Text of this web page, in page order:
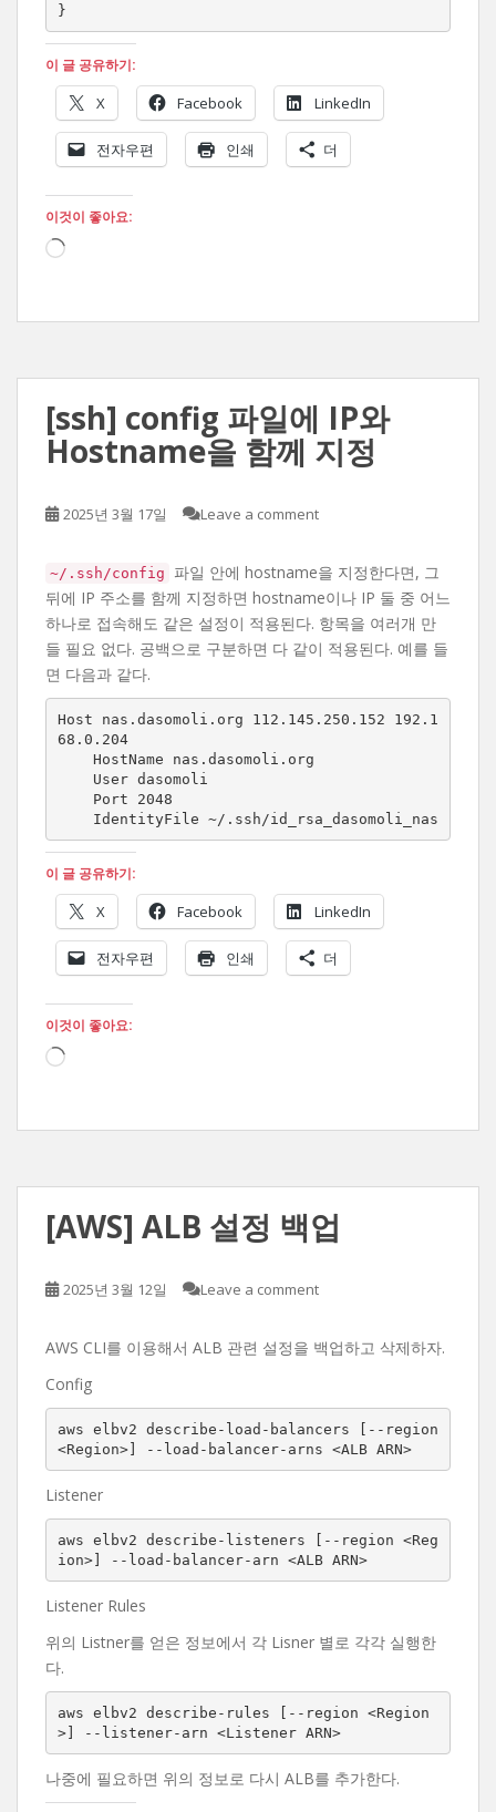
}
이 글 공유하기:
X Facebook LinkedIn
전자우편 인쇄 더
이것이 좋아요:
로
[ssh] config 파일에 IP와
Hostname을 함께 지정
2025년 3월 17일 Leave a comment
~/.ssh/config
파일 안에 hostname을 지정한다면, 그
뒤에 IP 주소를 함께 지정하면 hostname이나 IP 둘 중 어느
하나로 접속해도 같은 설정이 적용된다. 항목을 여러개 만
들 필요 없다. 공백으로 구분하면 다 같이 적용된다. 예를 들
면 다음과 같다.
Host nas.dasomoli.org 112.145.250.152 192.1
68.0.204
    IdentityFile ~/.ssh/id_rsa_dasomoli_nas
이 글 공유하기:
X Facebook LinkedIn
전자우편 인쇄 더
이것이 좋아요:
로
[AWS] ALB 설정 백업
2025년 3월 12일 Leave a comment
AWS CLI를 이용해서 ALB 관련 설정을 백업하고 삭제하자.
Config
aws elbv2 describe-load-balancers [--region
<Region>] --load-balancer-arns <ALB ARN>
Listener
aws elbv2 describe-listeners [--region <Reg
ion>] --load-balancer-arn <ALB ARN>
Listener Rules
위의 Listner를 얻은 정보에서 각 Lisner 별로 각각 실행한
다.
aws elbv2 describe-rules [--region <Region
>] --listener-arn <Listener ARN>
나중에 필요하면 위의 정보로 다시 ALB를 추가한다.